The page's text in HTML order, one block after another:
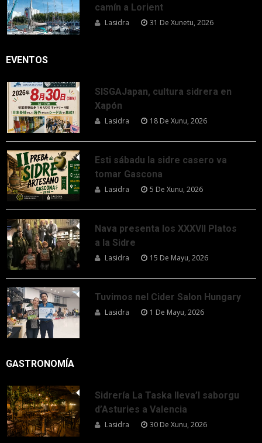
camín a Lorient
Lasidra 31 De Xunetu, 2026
EVENTOS
SISGAJapan, cultura sidrera en
Xapón
Lasidra 18 De Xunu, 2026
Esti sábadu la sidre casero va
tomar Gascona
Lasidra 5 De Xunu, 2026
Nava presenta los XXXVII Platos
a la Sidre
Lasidra 15 De Mayu, 2026
Tuvimos nel Cider Salon Hungary
Lasidra 1 De Mayu, 2026
GASTRONOMÍA
Sidrería La Taska lleva’l saborgu
d’Asturies a Valencia
Lasidra 30 De Xunu, 2026